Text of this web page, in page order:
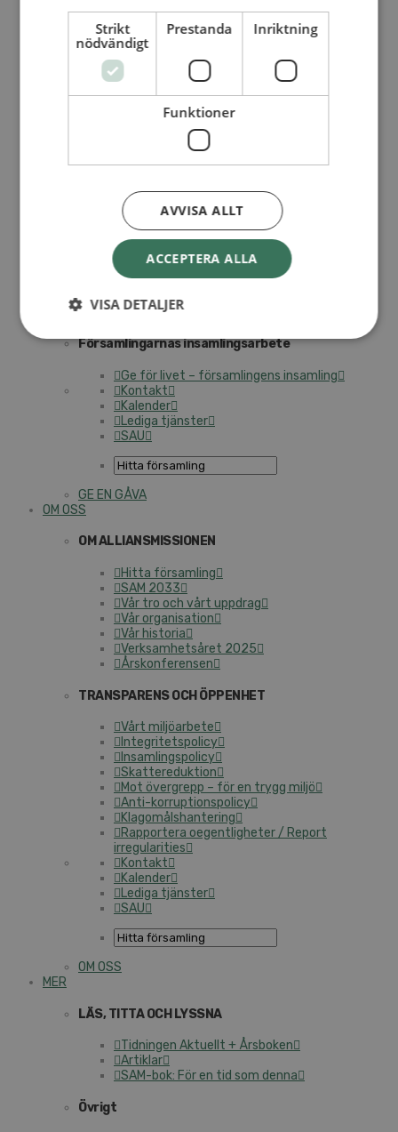
UTBILDNING
GE EN GÅVA
Starta en insamling
Högtidsgåvor och minnesgåvor
Att skriva testamente
För företag
Stöd arbetet långsiktigt
Kyrkoavgiften
Månadsgivare
Församlingarnas insamlingsarbete
Ge för livet – församlingens insamling
Kontakt
Kalender
Lediga tjänster
SAU
GE EN GÅVA
OM OSS
OM ALLIANSMISSIONEN
Hitta församling
SAM 2033
Vår tro och vårt uppdrag
Vår organisation
Vår historia
Verksamhetsåret 2025
Årskonferensen
TRANSPARENS OCH ÖPPENHET
Vårt miljöarbete
Integritetspolicy
Insamlingspolicy
Skattereduktion
Mot övergrepp – för en trygg miljö
Anti-korruptionspolicy
Klagomålshantering
Rapportera oegentligheter / Report
irregularities
Kontakt
Kalender
Lediga tjänster
SAU
OM OSS
MER
LÄS, TITTA OCH LYSSNA
Tidningen Aktuellt + Årsboken
Artiklar
SAM-bok: För en tid som denna
Övrigt
Strikt
nödvändigt
Prestanda Inriktning
Funktioner
ACCEPTERA ALLA
AVVISA ALLT
VISA DETALJER